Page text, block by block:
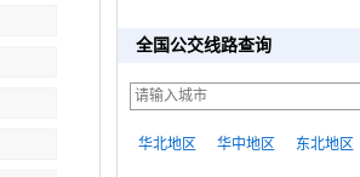
全国公交线路查询
华北地区 华中地区 东北地区